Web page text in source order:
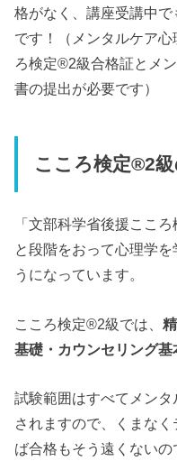
格がなく、講座受講中
です！（メンタルケア
ろ検定®2級合格証とメ
書の提出が必要です）
こころ検定®2
「文部科学省後援ここ
と段階をおって心理学
うになっています。
こころ検定®2級では、
基礎・カウンセリング基
試験範囲はすべてメン
されますので、くまな
ば合格もそう遠くないの